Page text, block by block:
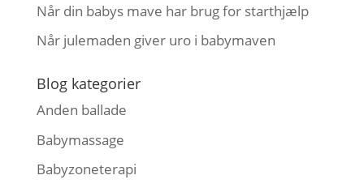
Når din babys mave har brug for starthjælp
Når julemaden giver uro i babymaven
Blog kategorier
Anden ballade
Babymassage
Babyzoneterapi